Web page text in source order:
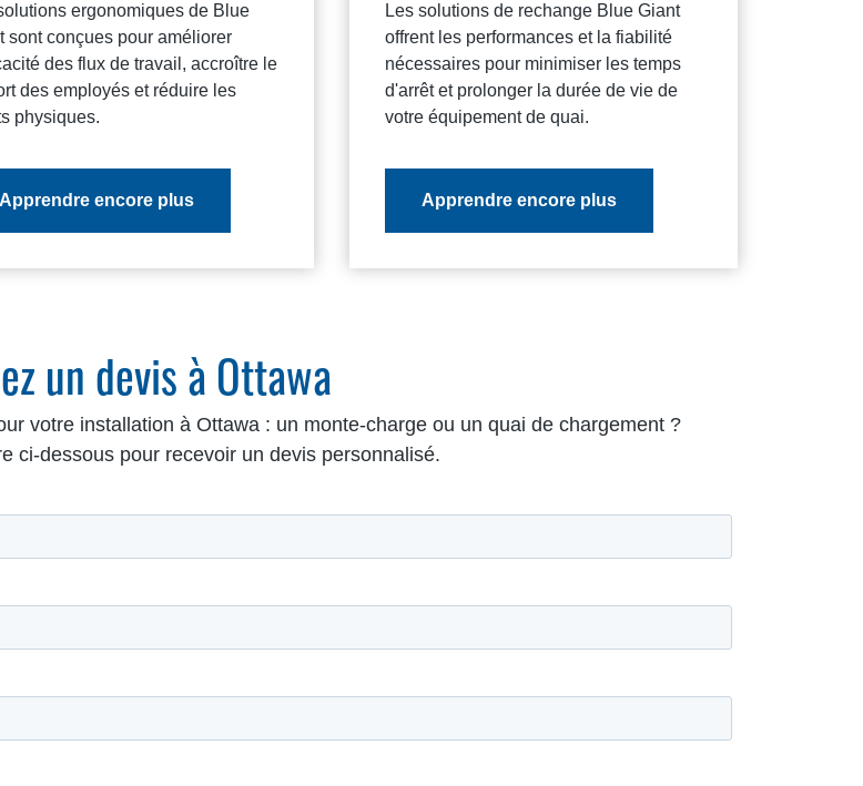
ergonomiques de Blue
sont conçues pour améliorer
des flux de travail, accroître le
des employés et réduire les
physiques.
Apprendre encore plus
Les solutions de rechange Blue Giant
offrent les performances et la fiabilité
nécessaires pour minimiser les temps
d'arrêt et prolonger la durée de vie de
votre équipement de quai.
Apprendre encore plus
un devis à Ottawa
votre installation à Ottawa : un monte-charge ou un quai de chargement ?
ci-dessous pour recevoir un devis personnalisé.